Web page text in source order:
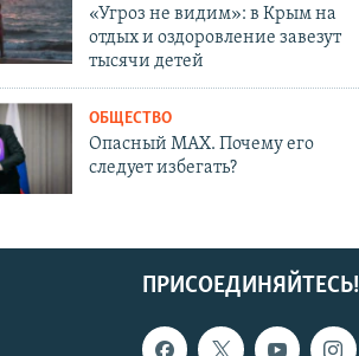
«Угроз не видим»: в Крым на
отдых и оздоровление завезут
тысячи детей
ОБЩЕСТВО
Опасный MAX. Почему его
следует избегать?
ПРИСОЕДИНЯЙТЕСЬ!